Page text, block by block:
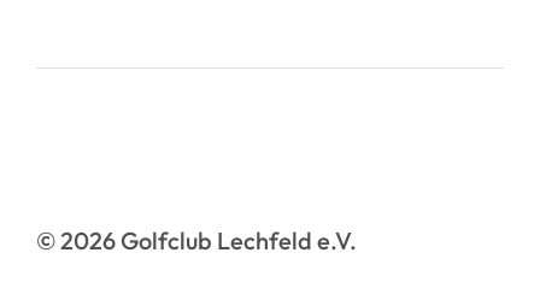
© 2026 Golfclub Lechfeld e.V.